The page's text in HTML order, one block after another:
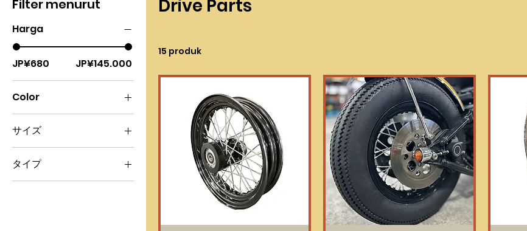
Filter menurut
Harga
JP¥680 JP¥145.000
Color
サイズ
11mm
15mm
タイプ
カラー付き
Drive Parts
15 produk